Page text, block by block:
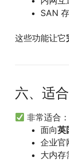
SAN
这些功能让它
六、适
非常适合：
面向英
企业官
大内存